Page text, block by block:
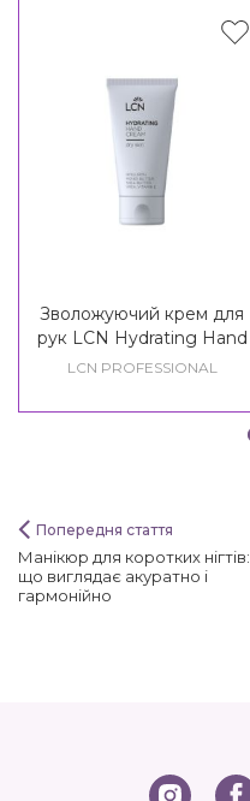
Зволожуючий крем для
рук LCN Hydrating Hand
Cream
LCN PROFESSIONAL
Попередня стаття
Манікюр для коротких нігтів:
що виглядає акуратно і
гармонійно